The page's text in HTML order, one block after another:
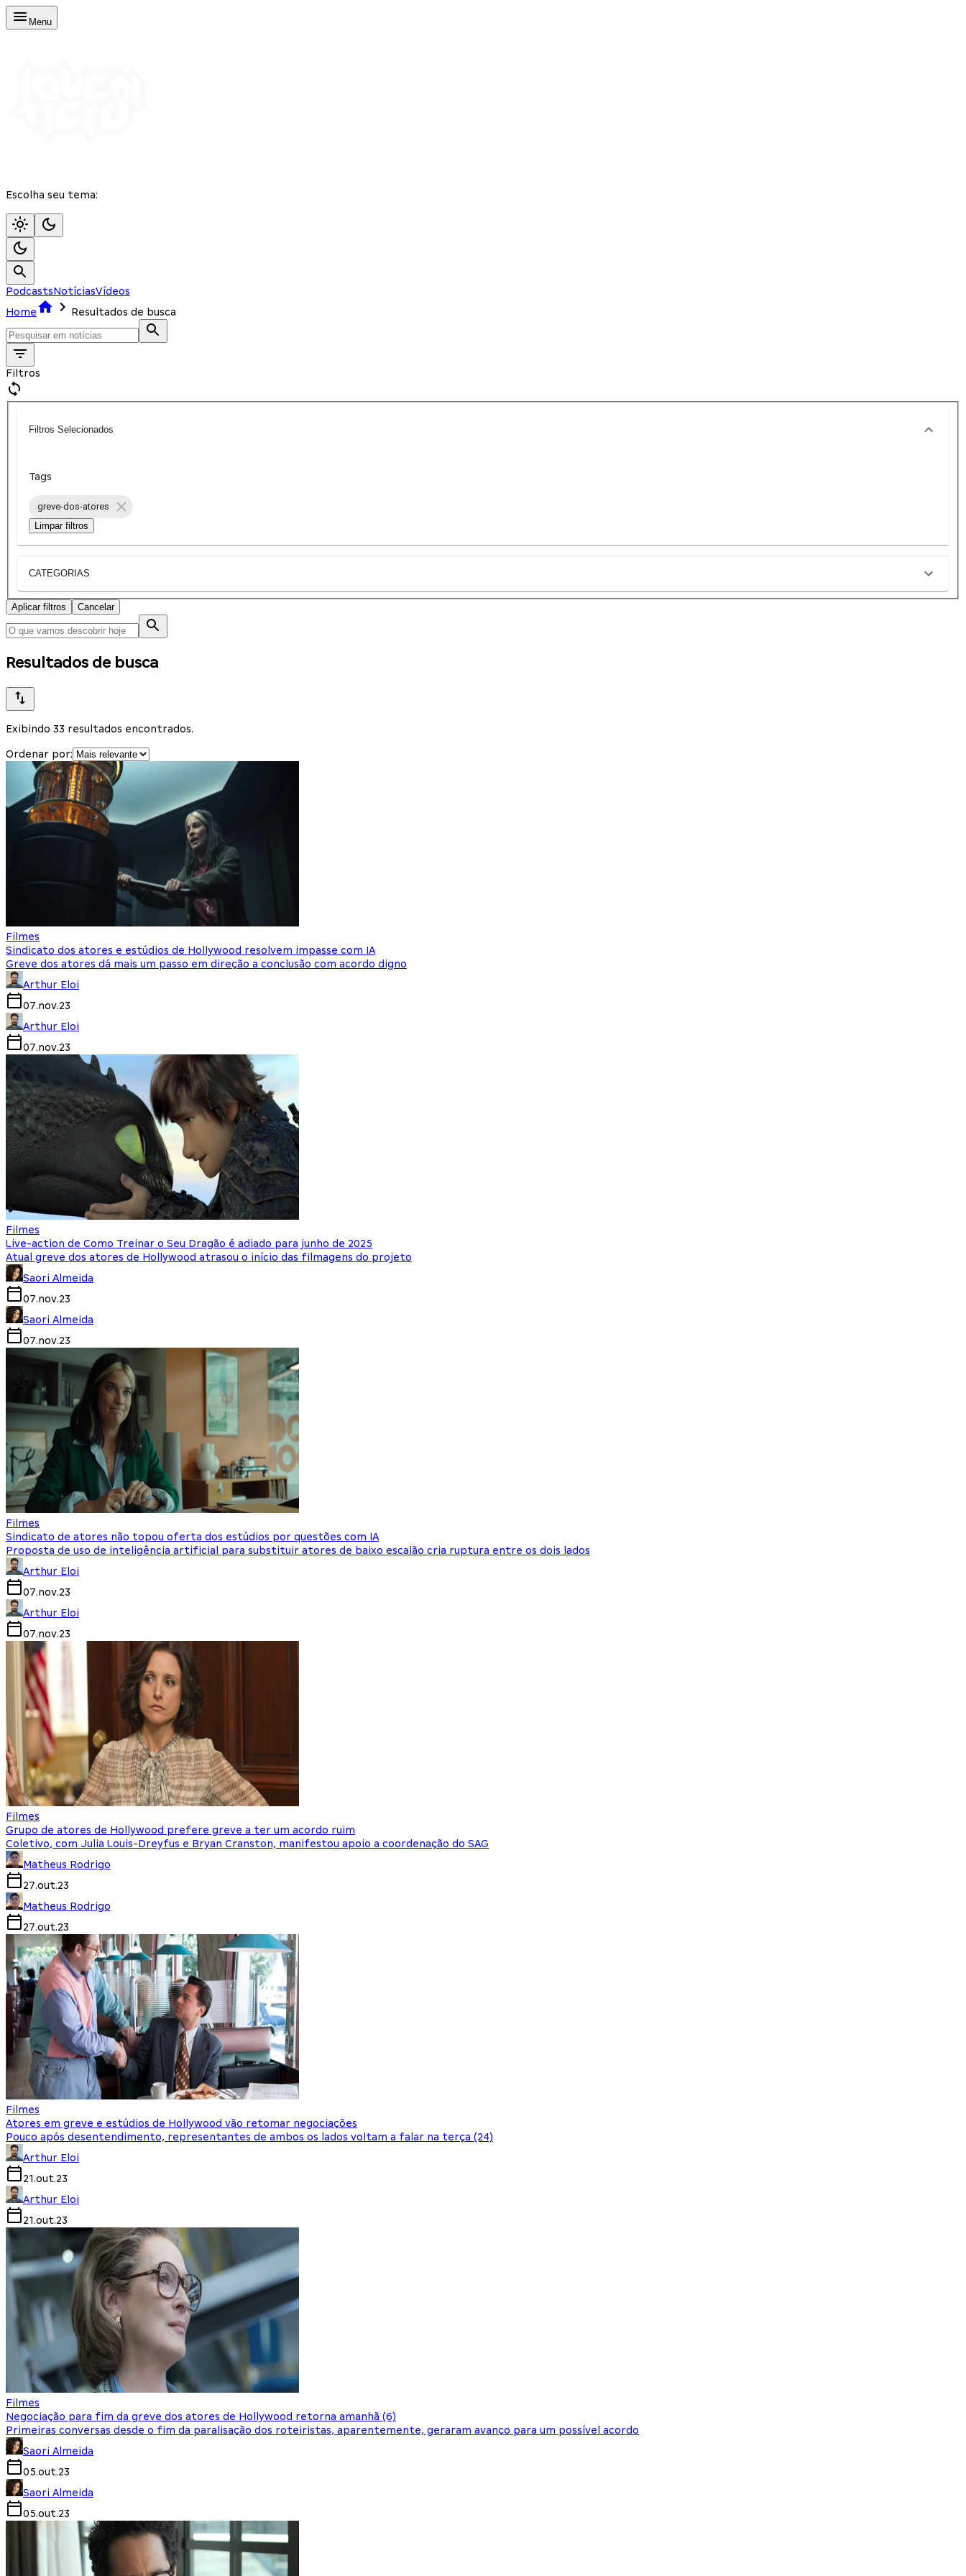
Menu
Escolha seu tema:
PodcastsNotíciasVídeos
Home
Resultados de busca
Filtros
Filtros Selecionados
Tags
greve-dos-atores
Limpar filtros
CATEGORIAS
Aplicar filtros Cancelar
Resultados de busca
Exibindo 33 resultados encontrados.
Ordenar por:
Filmes
Sindicato dos atores e estúdios de Hollywood resolvem impasse com IA
Greve dos atores dá mais um passo em direção a conclusão com acordo digno
Arthur Eloi
07.nov.23
Arthur Eloi
07.nov.23
Filmes
Live-action de Como Treinar o Seu Dragão é adiado para junho de 2025
Atual greve dos atores de Hollywood atrasou o início das filmagens do projeto
Saori Almeida
07.nov.23
Saori Almeida
07.nov.23
Filmes
Sindicato de atores não topou oferta dos estúdios por questões com IA
Proposta de uso de inteligência artificial para substituir atores de baixo escalão cria ruptura entre os dois lados
Arthur Eloi
07.nov.23
Arthur Eloi
07.nov.23
Filmes
Grupo de atores de Hollywood prefere greve a ter um acordo ruim
Coletivo, com Julia Louis-Dreyfus e Bryan Cranston, manifestou apoio a coordenação do SAG
Matheus Rodrigo
27.out.23
Matheus Rodrigo
27.out.23
Filmes
Atores em greve e estúdios de Hollywood vão retomar negociações
Pouco após desentendimento, representantes de ambos os lados voltam a falar na terça (24)
Arthur Eloi
21.out.23
Arthur Eloi
21.out.23
Filmes
Negociação para fim da greve dos atores de Hollywood retorna amanhã (6)
Primeiras conversas desde o fim da paralisação dos roteiristas, aparentemente, geraram avanço para um possível acordo
Saori Almeida
05.out.23
Saori Almeida
05.out.23